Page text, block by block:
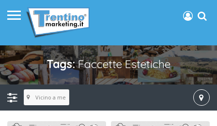
Tags:Faccette Estetiche
Vicino a me